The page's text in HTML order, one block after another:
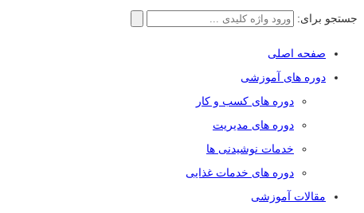
جستجو برای:
صفحه اصلی
دوره های آموزشی
دوره های کسب و کار
دوره های مدیریت
خدمات نوشیدنی ها
دوره های خدمات غذایی
مقالات آموزشی